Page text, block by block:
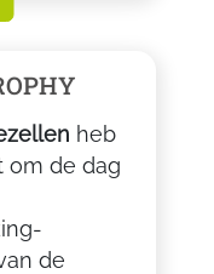
heb
om de dag
de